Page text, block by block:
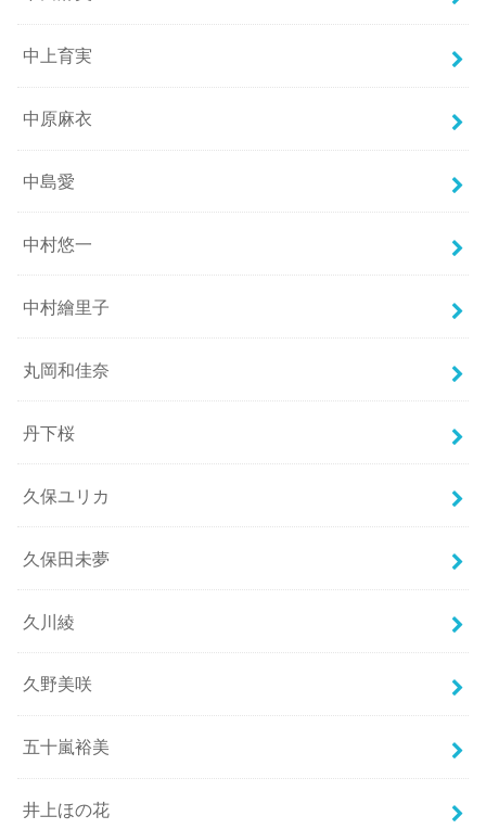
中上育実
中原麻衣
中島愛
中村悠一
中村繪里子
丸岡和佳奈
丹下桜
久保ユリカ
久保田未夢
久川綾
久野美咲
五十嵐裕美
井上ほの花